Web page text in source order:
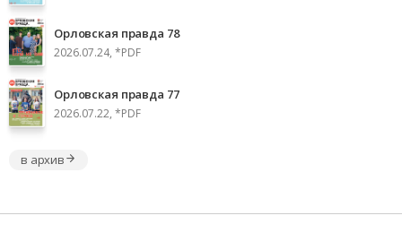
Орловская правда 78
2026.07.24, *PDF
Орловская правда 77
2026.07.22, *PDF
в архив